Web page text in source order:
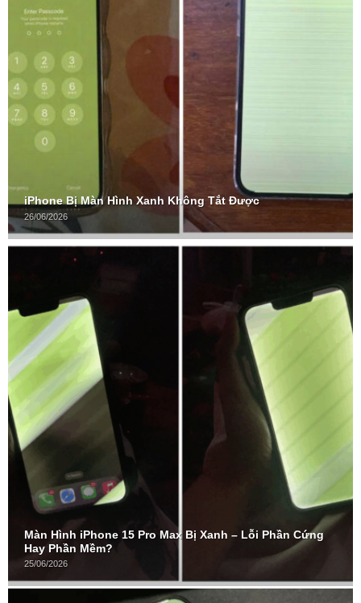
iPhone Bị Màn Hình Xanh Không Tắt Được
26/06/2026
Màn Hình iPhone 15 Pro Max Bị Xanh – Lỗi Phần Cứng
Hay Phần Mềm?
25/06/2026